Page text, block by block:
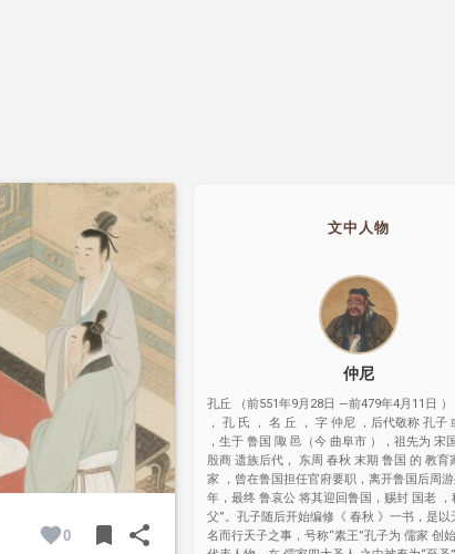
0 bookmark share
文中人物
仲尼
孔丘 （前551年9月28日 —前479年4月11日
， 孔 氏 ， 名 丘 ， 字 仲尼 ，后代敬称 孔子
，生于 鲁国 陬 邑（今 曲阜市 ），祖先为 宋
殷商 遗族后代， 东周 春秋 末期 鲁国 的 教育
家 ，曾在鲁国担任官府要职，离开鲁国后周
年，最终 鲁哀公 将其迎回鲁国，赐封 国老 ，
父”。孔子随后开始编修《 春秋 》一书，是以
名而行天子之事，号称“素王”孔子为 儒家 创